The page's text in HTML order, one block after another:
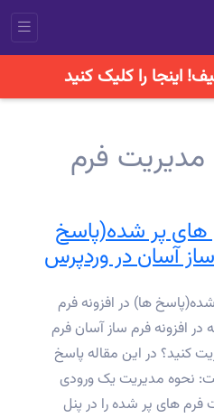
مدیریت فرم
پر شده(پاسخ
آسان در وردپرس
ها) در افزونه فرم
افزونه فرم ساز آسان فرم
کنید؟ در این مقاله پاسخ
نحوه مدیریت یک ورودی
های پر شده را در پنل